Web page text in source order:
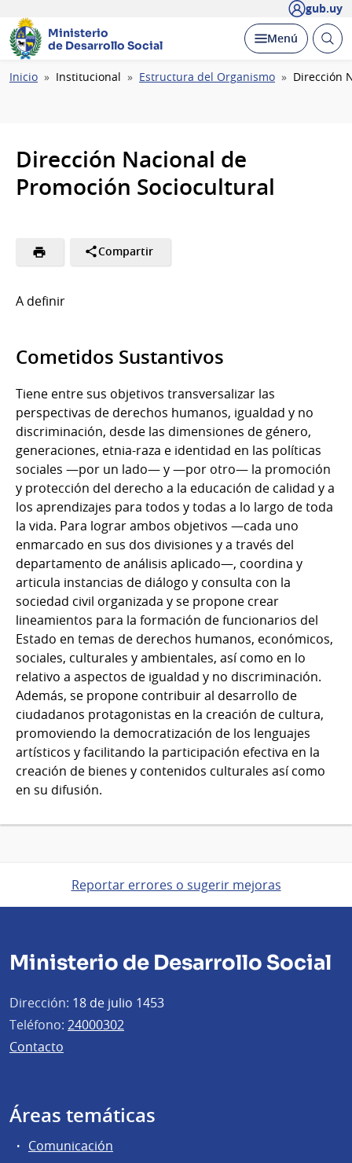
gub.uy
Ministerio
de Desarrollo Social
Desplegar
Menú Abrir
Ruta
Inicio Institucional Estructura del Organismo Dirección
Dirección Nacional de
Promoción Sociocultural
Compartir
A definir
Cometidos Sustantivos
Tiene entre sus objetivos transversalizar las
perspectivas de derechos humanos, igualdad y no
discriminación, desde las dimensiones de género,
generaciones, etnia-raza e identidad en las políticas
sociales —por un lado— y —por otro— la promoción
y protección del derecho a la educación de calidad y a
los aprendizajes para todos y todas a lo largo de toda
la vida. Para lograr ambos objetivos —cada uno
enmarcado en sus dos divisiones y a través del
departamento de análisis aplicado—, coordina y
articula instancias de diálogo y consulta con la
sociedad civil organizada y se propone crear
lineamientos para la formación de funcionarios del
Estado en temas de derechos humanos, económicos,
sociales, culturales y ambientales, así como en lo
relativo a aspectos de igualdad y no discriminación.
Además, se propone contribuir al desarrollo de
ciudadanos protagonistas en la creación de cultura,
promoviendo la democratización de los lenguajes
artísticos y facilitando la participación efectiva en la
creación de bienes y contenidos culturales así como
en su difusión.
Reportar errores o sugerir mejoras
Ministerio de Desarrollo Social
Dirección: 18 de julio 1453
Teléfono: 24000302
Contacto
Áreas temáticas
Comunicación